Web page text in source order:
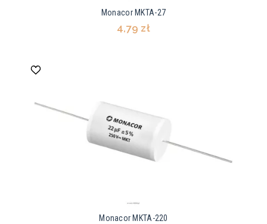
Monacor MKTA-27
4,79 zł
Monacor MKTA-220